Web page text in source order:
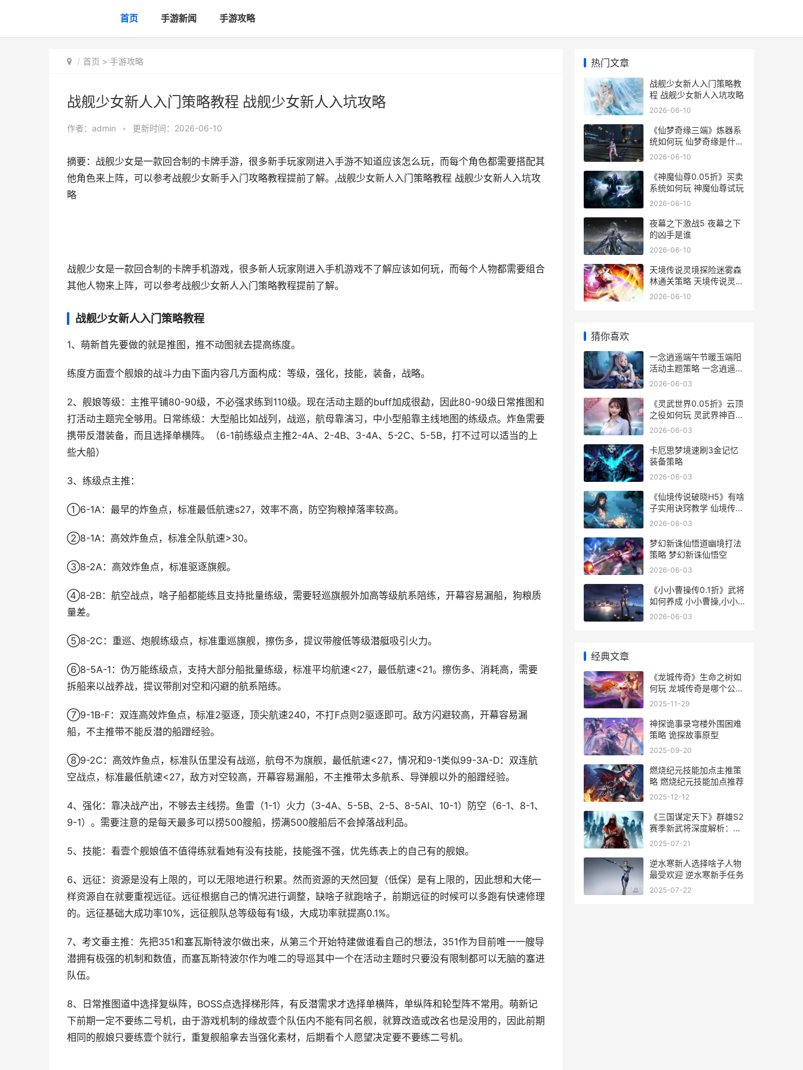
首页 手游新闻 手游攻略
首页 > 手游攻略
战舰少女新人入门策略教程 战舰少女新人入坑攻略
作者： admin • 更新时间：2026-06-10
摘要：战舰少女是一款回合制的卡牌手游，很多新手玩家刚进入手游不知道应该怎么玩，而每个角色都需要搭配其
他角色来上阵，可以参考战舰少女新手入门攻略教程提前了解。,战舰少女新人入门策略教程 战舰少女新人入坑攻
略
战舰少女是一款回合制的卡牌手机游戏，很多新人玩家刚进入手机游戏不了解应该如何玩，而每个人物都需要组合
其他人物来上阵，可以参考战舰少女新人入门策略教程提前了解。
战舰少女新人入门策略教程
1、萌新首先要做的就是推图，推不动图就去提高练度。
练度方面壹个舰娘的战斗力由下面内容几方面构成：等级，强化，技能，装备，战略。
2、舰娘等级：主推平铺80-90级，不必强求练到110级。现在活动主题的buff加成很勐，因此80-90级日常推图和
打活动主题完全够用。日常练级：大型船比如战列，战巡，航母靠演习，中小型船靠主线地图的练级点。炸鱼需要
携带反潜装备，而且选择单横阵。（6-1前练级点主推2-4A、2-4B、3-4A、5-2C、5-5B，打不过可以适当的上
些大船）
3、练级点主推：
①6-1A：最早的炸鱼点，标准最低航速s27，效率不高，防空狗粮掉落率较高。
②8-1A：高效炸鱼点，标准全队航速>30。
③8-2A：高效炸鱼点，标准驱逐旗舰。
④8-2B：航空战点，啥子船都能练且支持批量练级，需要轻巡旗舰外加高等级航系陪练，开幕容易漏船，狗粮质
量差。
⑤8-2C：重巡、炮舰练级点，标准重巡旗舰，擦伤多，提议带艘低等级潜艇吸引火力。
⑥8-5A-1：伪万能练级点，支持大部分船批量练级，标准平均航速<27，最低航速<21。擦伤多、消耗高，需要
拆船来以战养战，提议带削对空和闪避的航系陪练。
⑦9-1B-F：双连高效炸鱼点，标准2驱逐，顶尖航速240，不打F点则2驱逐即可。敌方闪避较高，开幕容易漏
船，不主推带不能反潜的船蹭经验。
⑧9-2C：高效炸鱼点，标准队伍里没有战巡，航母不为旗舰，最低航速<27，情况和9-1类似99-3A-D：双连航
空战点，标准最低航速<27，敌方对空较高，开幕容易漏船，不主推带太多航系、导弹舰以外的船蹭经验。
4、强化：靠决战产出，不够去主线捞。鱼雷（1-1）火力（3-4A、5-5B、2-5、8-5AI、10-1）防空（6-1、8-1、
9-1）。需要注意的是每天最多可以捞500艘船，捞满500艘船后不会掉落战利品。
5、技能：看壹个舰娘值不值得练就看她有没有技能，技能强不强，优先练表上的自己有的舰娘。
6、远征：资源是没有上限的，可以无限地进行积累。然而资源的天然回复（低保）是有上限的，因此想和大佬一
样资源自在就要重视远征。远征根据自己的情况进行调整，缺啥子就跑啥子，前期远征的时候可以多跑有快速修理
的。远征基础大成功率10%，远征舰队总等级每有1级，大成功率就提高0.1%。
7、考文垂主推：先把351和塞瓦斯特波尔做出来，从第三个开始特建做谁看自己的想法，351作为目前唯一一艘导
潜拥有极强的机制和数值，而塞瓦斯特波尔作为唯二的导巡其中一个在活动主题时只要没有限制都可以无脑的塞进
队伍。
8、日常推图道中选择复纵阵，BOSS点选择梯形阵，有反潜需求才选择单横阵，单纵阵和轮型阵不常用。萌新记
下前期一定不要练二号机，由于游戏机制的缘故壹个队伍内不能有同名舰，就算改造或改名也是没用的，因此前期
相同的舰娘只要练壹个就行，重复舰船拿去当强化素材，后期看个人愿望决定要不要练二号机。
热门文章
战舰少女新人入门策略教
程 战舰少女新人入坑攻略
2026-06-10
《仙梦奇缘三端》炼器系
统如何玩 仙梦奇缘是什么
意思
2026-06-10
《神魔仙尊0.05折》买卖
系统如何玩 神魔仙尊试玩
2026-06-10
夜幕之下激战5 夜幕之下
的凶手是谁
2026-06-10
天境传说灵境探险迷雾森
林通关策略 天境传说灵境
探险5图解
2026-06-10
猜你喜欢
一念逍遥端午节暖玉端阳
活动主题策略 一念逍遥端
午节活动攻略
2026-06-03
《灵武世界0.05折》云顶
之役如何玩 灵武界神百度
百科
2026-06-03
卡厄思梦境速刷3金记忆
装备策略
2026-06-03
《仙境传说破晓H5》有啥
子实用诀窍教学 仙境传说
破碎时空指针
2026-06-03
梦幻新诛仙悟道幽境打法
策略 梦幻新诛仙悟空
2026-06-03
《小小曹操传0.1折》武将
如何养成 小小曹操,小小
曹操
2026-06-03
经典文章
《龙城传奇》生命之树如
何玩 龙城传奇是哪个公司
的
2025-11-29
神探诡事录穹楼外围困难
策略 诡探故事原型
2025-09-20
燃烧纪元技能加点主推策
略 燃烧纪元技能加点推荐
2025-12-12
《三国谋定天下》群雄S2
赛季新武将深度解析：策
略和战力的最新碰撞 三国
览表
2025-07-21
逆水寒新人选择啥子人物
最受欢迎 逆水寒新手任务
2025-07-22